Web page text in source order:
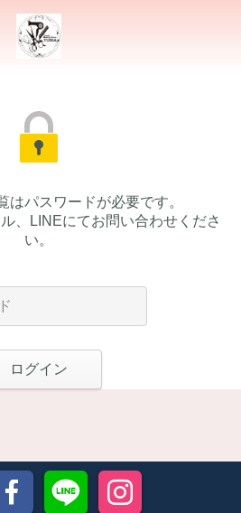
はパスワードが必要です。
、LINEにてお問い合わせくださ
い。
ログイン